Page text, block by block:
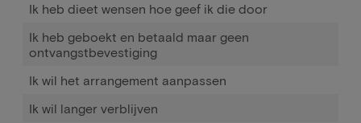
Ik heb dieet wensen hoe geef ik die door
Ik heb geboekt en betaald maar geen
ontvangstbevestiging
Ik wil het arrangement aanpassen
Ik wil langer verblijven